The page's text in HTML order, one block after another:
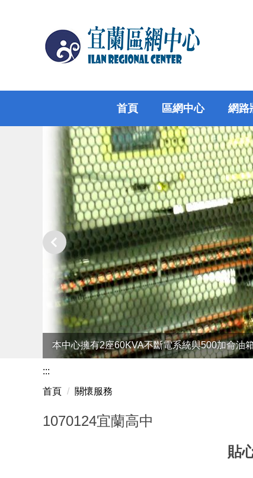
首頁 區網中心 網路
本中心擁有2座60KVA不斷電系統與500加侖油
:::
首頁
關懷服務
1070124宜蘭高中
貼